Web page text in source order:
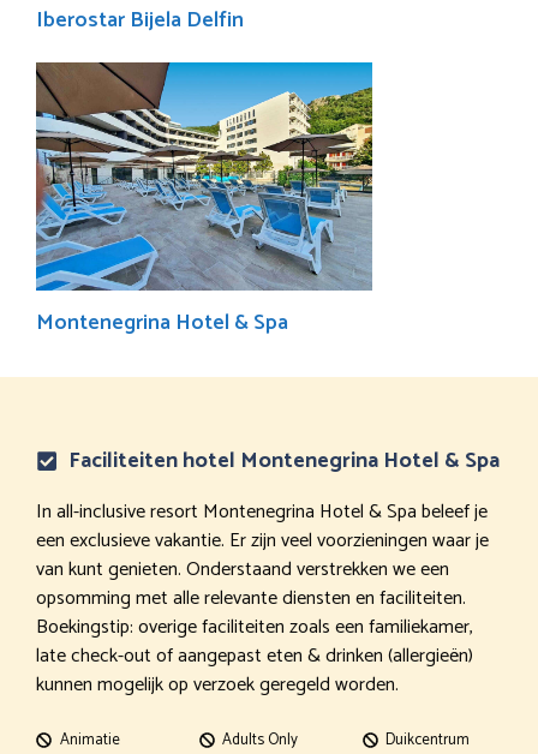
Iberostar Bijela Delfin
Montenegrina Hotel & Spa
Faciliteiten hotel Montenegrina Hotel & Spa
In all-inclusive resort Montenegrina Hotel & Spa beleef je
een exclusieve vakantie. Er zijn veel voorzieningen waar je
van kunt genieten. Onderstaand verstrekken we een
opsomming met alle relevante diensten en faciliteiten.
Boekingstip: overige faciliteiten zoals een familiekamer,
late check-out of aangepast eten & drinken (allergieën)
kunnen mogelijk op verzoek geregeld worden.
Animatie
Adults Only
Duikcentrum